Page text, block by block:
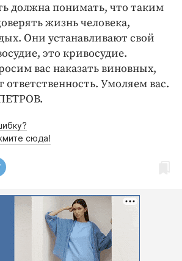
должна понимать, что таким
жизнь человека,
Они устанавливают свой
это кривосудие.
вас наказать виновных,
ответственность. Умоляем вас.
сюда!